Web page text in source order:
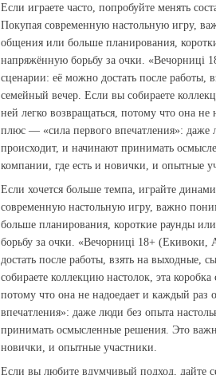
Если играете часто, попробуйте менять
Покупая современную настольную игру,
общения или больше планирования,
напряжённую борьбу за очки. «Вечорниці
сценарии: её можно достать после работы,
семейный вечер. Если вы собираете
ней легко возвращаться, потому что она
плюс — «сила первого впечатления»: даже
происходит, и начинают принимать
компании, где есть и новички, и опытные
Если хочется больше темпа, играйте
современную настольную игру, важно
больше планирования, короткие раунды
борьбу за очки. «Вечорниці 18+
достать после работы, взять на выходные,
собираете коллекцию настолок, эта
потому что она не надоедает и каждый
впечатления»: даже люди без опыта
принимать осмысленные решения. Это
новички, и опытные участники.
Если вы любите вдумчивый подход, дайте